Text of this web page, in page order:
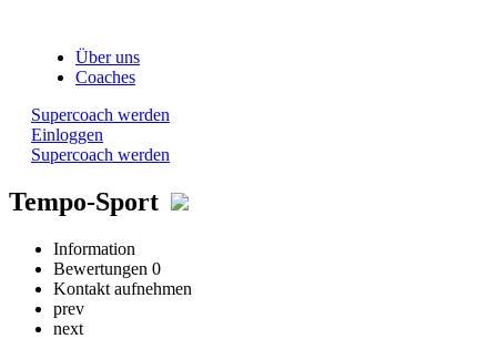
Über uns
Coaches
Supercoach werden
Einloggen
Supercoach werden
Tempo-Sport
Information
Bewertungen 0
Kontakt aufnehmen
prev
next